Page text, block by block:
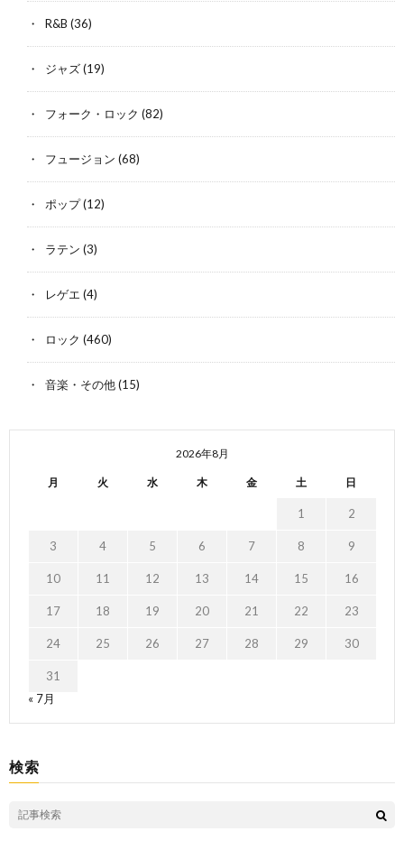
R&B (36)
ジャズ(19)
フォーク・ロック (82)
フュージョン (68)
ポップ(12)
ラテン (3)
レゲエ (4)
ロック (460)
音楽・その他(15)
2026年8月
月 火 水 木 金 土 日
1 2
3 4 5 6 7 8 9
10 11 12 13 14 15 16
17 18 19 20 21 22 23
24 25 26 27 28 29 30
31
« 7月
検索